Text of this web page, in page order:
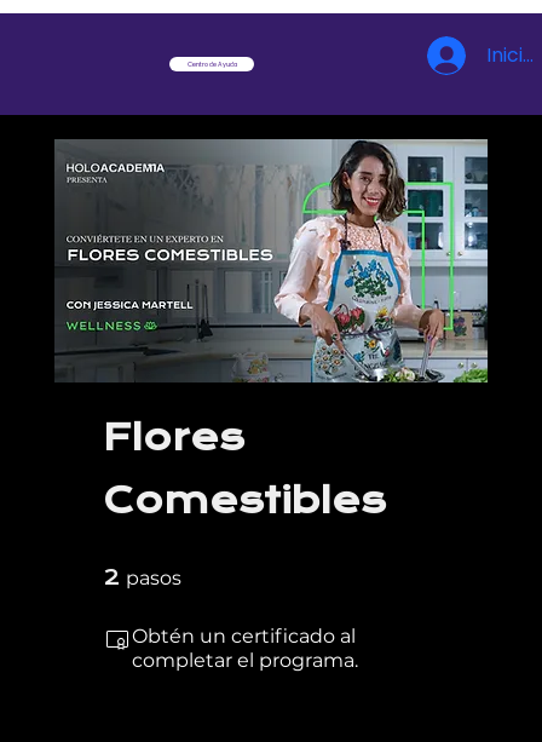
Centro de Ayuda
Flores
Comestibles
2 pasos
Obtén un certificado al
completar el programa.